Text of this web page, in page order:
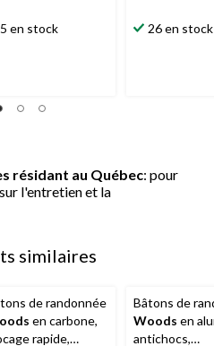
5 en stock 26 en stock
résidant au Québec: pour
l'entretien et la
similaires
de randonnée
en carbone,
rapide,
Bâtons de
Woods en
antichocs,